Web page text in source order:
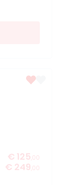
€ 125 ,00
€ 249 ,00